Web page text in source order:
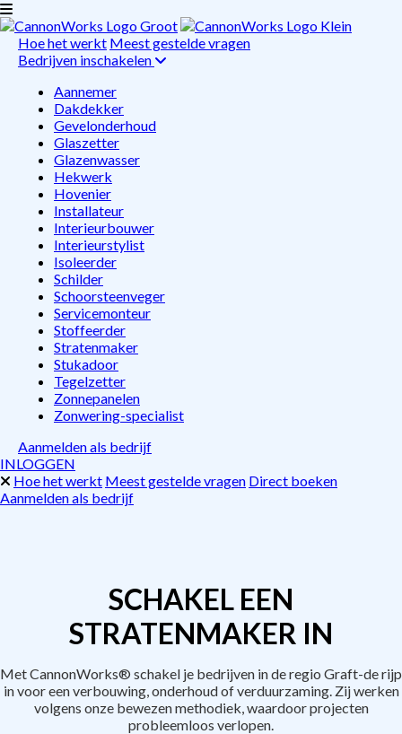
Hoe het werkt Meest gestelde vragen
Bedrijven inschakelen
Aannemer
Dakdekker
Gevelonderhoud
Glaszetter
Glazenwasser
Hekwerk
Hovenier
Installateur
Interieurbouwer
Interieurstylist
Isoleerder
Schilder
Schoorsteenveger
Servicemonteur
Stoffeerder
Stratenmaker
Stukadoor
Tegelzetter
Zonnepanelen
Zonwering-specialist
Aanmelden als bedrijf
INLOGGEN
Hoe het werkt Meest gestelde vragen Direct boeken
Aanmelden als bedrijf
SCHAKEL EEN
STRATENMAKER IN
Met CannonWorks® schakel je bedrijven in de regio Graft-de rijp
in voor een verbouwing, onderhoud of verduurzaming. Zij werken
volgens onze bewezen methodiek, waardoor projecten
probleemloos verlopen.